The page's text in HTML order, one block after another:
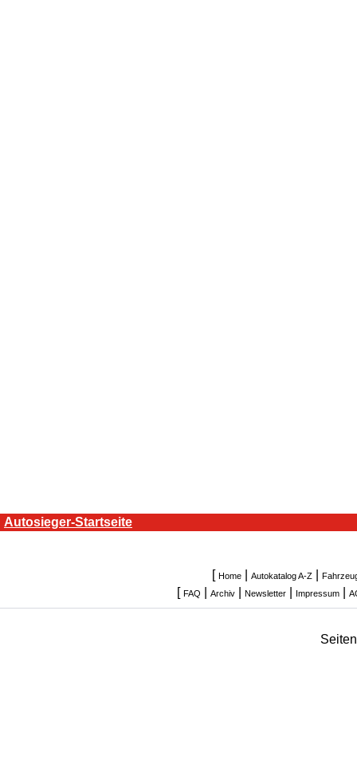
Autosieger-Startseite
[ Home| Autokatalog A-Z|
[ FAQ Archiv Newsletter Impressum